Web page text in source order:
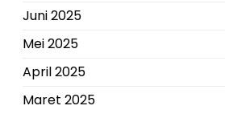
Juni 2025
Mei 2025
April 2025
Maret 2025